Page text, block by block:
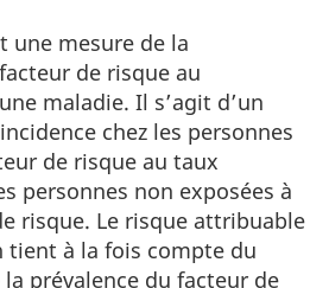
une mesure de la
de risque au
maladie. Il s’agit d’un
chez les personnes
de risque au taux
personnes non exposées à
risque. Le risque attribuable
tient à la fois compte du
prévalence du facteur de